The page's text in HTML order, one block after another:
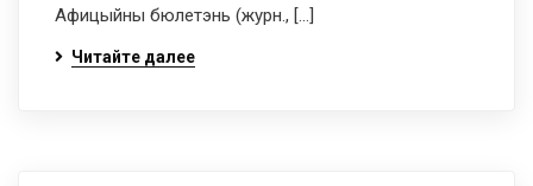
Афицыйны бюлетэнь (журн., […]
Читайте далее